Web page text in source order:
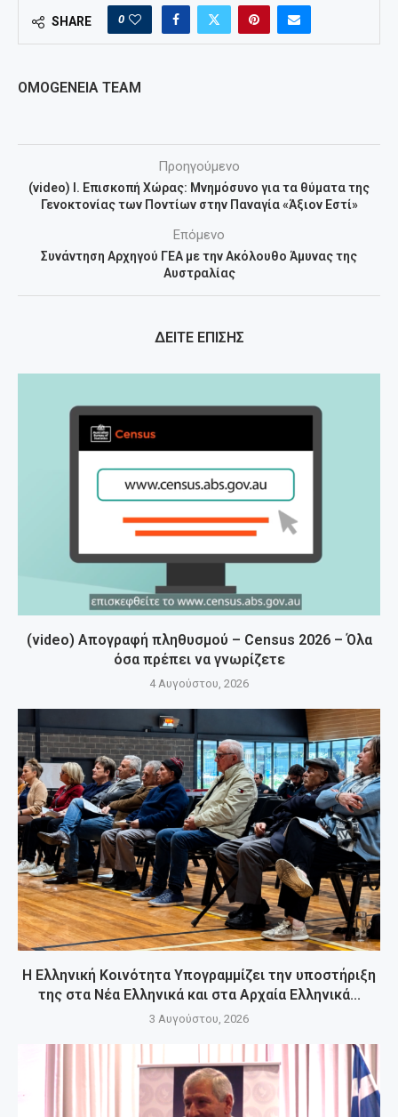
SHARE 0
OMOGENEIA TEAM
Προηγούμενο
(video) Ι. Επισκοπή Χώρας: Μνημόσυνο για τα θύματα της
Γενοκτονίας των Ποντίων στην Παναγία «Άξιον Εστί»
Επόμενο
Συνάντηση Αρχηγού ΓΕΑ με την Ακόλουθο Άμυνας της
Αυστραλίας
ΔΕΙΤΕ ΕΠΙΣΗΣ
(video) Απογραφή πληθυσμού – Census 2026 – Όλα
όσα πρέπει να γνωρίζετε
4 Αυγούστου, 2026
Η Ελληνική Κοινότητα Υπογραμμίζει την υποστήριξη
της στα Νέα Ελληνικά και στα Αρχαία Ελληνικά...
3 Αυγούστου, 2026